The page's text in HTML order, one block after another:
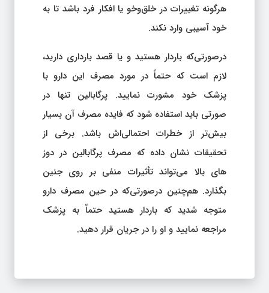
هرگونه تغییرات در خلق‌وخو یا افکار فرد باشد تا به
خود آسیبی وارد نکند.
درصورتی‌که باردار هستید و یا قصد بارداری دارید،
لازم است که حتماً در مورد مصرف این دارو با
پزشک خود مشورت نمایید. پرگابالین تنها در
صورتی باید استفاده شود که فایده مصرف آن بسیار
بیش‌تر از خطرات احتمالی‌اش باشد. برخی از
تحقیقات نشان داده که مصرف پرگابالین در دوز
های بالا می‌تواند تأثیرات منفی بر روی جنین
بگذارد. هم‌چنین درصورتی‌که در حین مصرف دارو
متوجه شدید که باردار هستید حتماً به پزشک
مراجعه نمایید و او را در جریان قرار دهید.